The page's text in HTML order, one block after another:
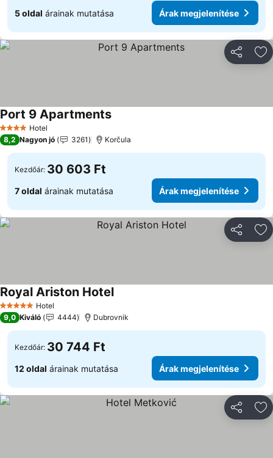
5 oldal árainak mutatása Árak megjelenítése
4 KategóriaHotel
Port 9 ApartmentsÁrak megjelenítése
8,2 Nagyon jó 3261 Korčula
Kezdőár: 30 603 Ft
7 oldal árainak mutatása Árak megjelenítése
5 KategóriaHotel
Royal Ariston HotelÁrak megjelenítése
9,0 Kiváló 4444 Dubrovnik
Kezdőár: 30 744 Ft
12 oldal árainak mutatása Árak megjelenítése